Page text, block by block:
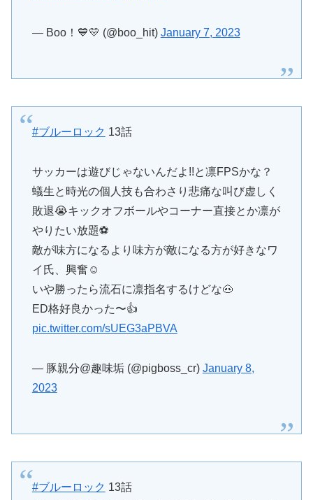
— Boo！💙💛 (@boo_hit) January 7, 2023
#ブルーロック 13話
サッカーは遊びじゃないんだよ!!と凛FPSかな？
蟻生と時光の個人技も合わさり悲痛な叫び虚しく
敗退😭キックオフボールやコーナー直接とか凛が
やりたい放題⚽️
敵が味方になるより味方が敵になる方が好きなワ
イ氏、興奮☺️
いや勝ったら流石に凛指名するけどな🐽
ED格好良かった〜👍
pic.twitter.com/sUEG3aPBVA
— 豚親分@趣味垢 (@pigboss_cr) January 8,
2023
#ブルーロック
これぞ出鼻を挫かれる。上には上がいる。世一く